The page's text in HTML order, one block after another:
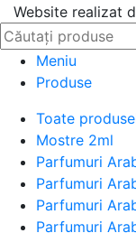
Website realizat
Meniu
Produse
Toate
Mostre 2ml
Parfumuri
Parfumuri
Parfumuri
Parfumuri